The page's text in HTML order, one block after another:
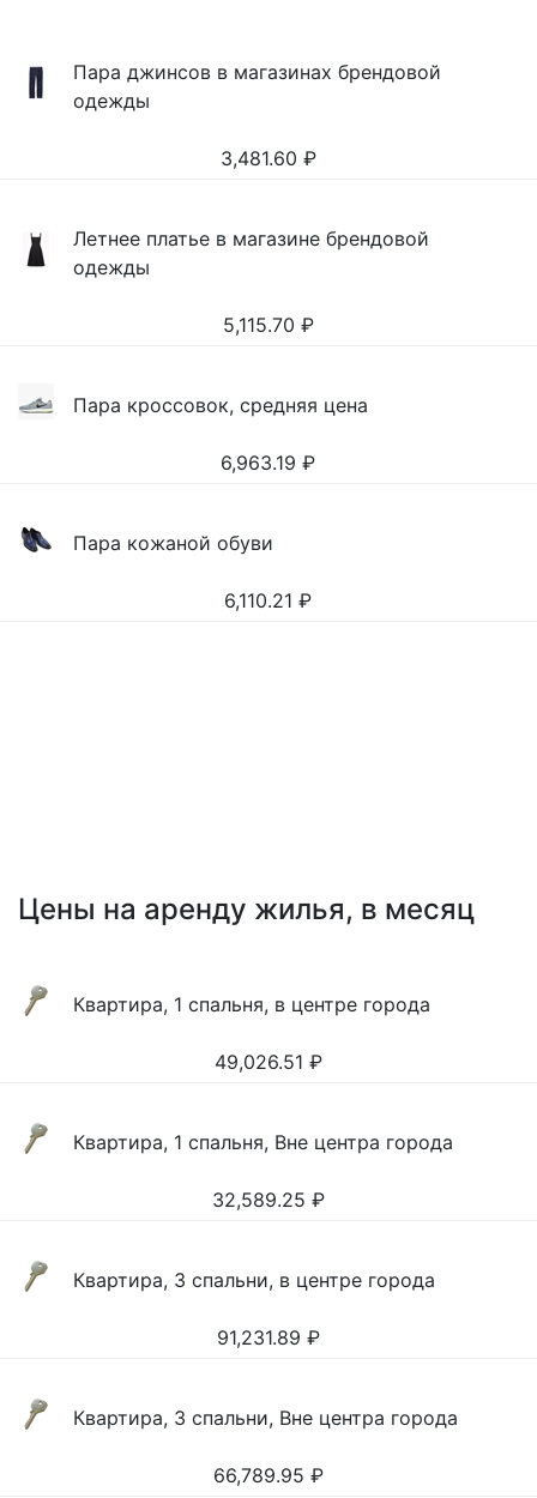
Пара джинсов в магазинах брендовой
одежды
3,481.60 ₽
Летнее платье в магазине брендовой
одежды
5,115.70 ₽
Пара кроссовок, средняя цена
6,963.19 ₽
Пара кожаной обуви
6,110.21 ₽
Цены на аренду жилья, в месяц
Квартира, 1 спальня, в центре города
49,026.51 ₽
Квартира, 1 спальня, Вне центра города
32,589.25 ₽
Квартира, 3 спальни, в центре города
91,231.89 ₽
Квартира, 3 спальни, Вне центра города
66,789.95 ₽